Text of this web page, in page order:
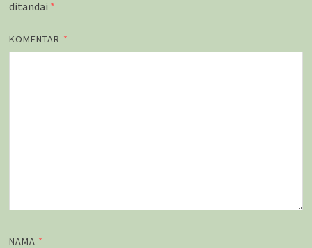
ditandai *
KOMENTAR *
NAMA *